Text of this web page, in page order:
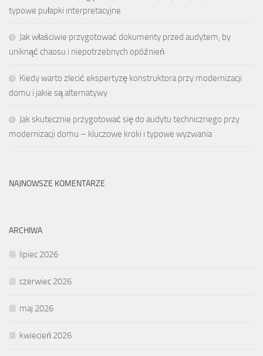
typowe pułapki interpretacyjne
Jak właściwie przygotować dokumenty przed audytem, by
uniknąć chaosu i niepotrzebnych opóźnień
Kiedy warto zlecić ekspertyzę konstruktora przy modernizacji
domu i jakie są alternatywy
Jak skutecznie przygotować się do audytu technicznego przy
modernizacji domu – kluczowe kroki i typowe wyzwania
NAJNOWSZE KOMENTARZE
ARCHIWA
lipiec 2026
czerwiec 2026
maj 2026
kwiecień 2026